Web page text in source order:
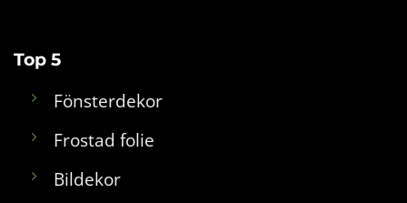
Top 5
Fönsterdekor
Frostad folie
Bildekor